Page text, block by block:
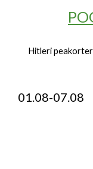
Hitleri peakorter
01.08-
Giid